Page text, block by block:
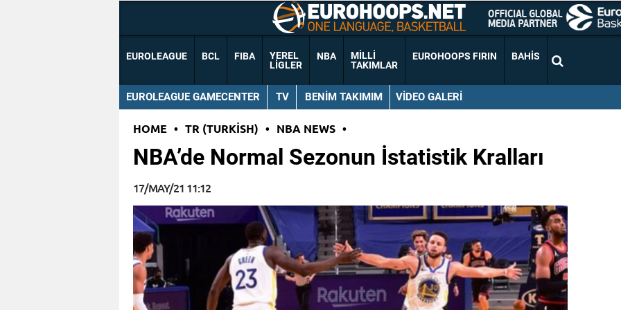
EUROLEAGUE BCL FIBA
YEREL
LIGLER
NBA
MILLI
TAKIMLAR
EUROHOOPS FIRIN BAHIS
EUROLEAGUE GAMECENTER TV BENIM TAKIMIM VIDEO GALERI
HOME • TR (TURKISH) • NBA NEWS •
NBA’de Normal Sezonun İstatistik Kralları
17/MAY/21 11:12